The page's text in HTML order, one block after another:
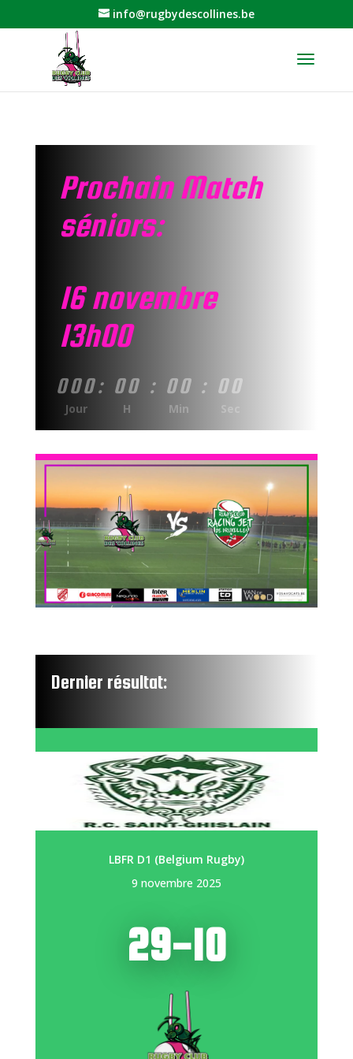
info@rugbydescollines.be
Prochain Match
séniors:
16 novembre
13h00
000
Jour
: 00
H
: 00
Min
: 00
Dernier résultat:
LBFR D1 (Belgium Rugby)
9 novembre 2025
29-10